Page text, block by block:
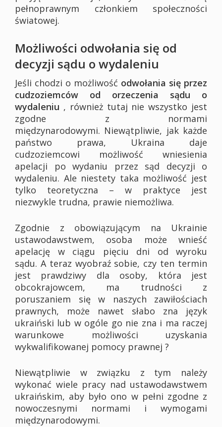
pełnoprawnym członkiem społeczności
światowej.
Możliwości odwołania się od
decyzji sądu o wydaleniu
Jeśli chodzi o możliwość odwołania się przez
cudzoziemców od orzeczenia sądu o
wydaleniu , również tutaj nie wszystko jest
zgodne z normami
międzynarodowymi. Niewątpliwie, jak każde
państwo prawa, Ukraina daje
cudzoziemcowi możliwość wniesienia
apelacji po wydaniu przez sąd decyzji o
wydaleniu. Ale niestety taka możliwość jest
tylko teoretyczna – w praktyce jest
niezwykle trudna, prawie niemożliwa.
Zgodnie z obowiązującym na Ukrainie
ustawodawstwem, osoba może wnieść
apelację w ciągu pięciu dni od wyroku
sądu. A teraz wyobraź sobie, czy ten termin
jest prawdziwy dla osoby, która jest
obcokrajowcem, ma trudności z
poruszaniem się w naszych zawiłościach
prawnych, może nawet słabo zna język
ukraiński lub w ogóle go nie zna i ma raczej
warunkowe możliwości uzyskania
wykwalifikowanej pomocy prawnej ?
Niewątpliwie w związku z tym należy
wykonać wiele pracy nad ustawodawstwem
ukraińskim, aby było ono w pełni zgodne z
nowoczesnymi normami i wymogami
międzynarodowymi.